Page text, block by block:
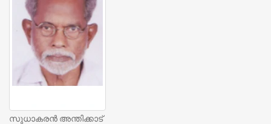
സുധാകരന്‍ അന്തിക്കാട്